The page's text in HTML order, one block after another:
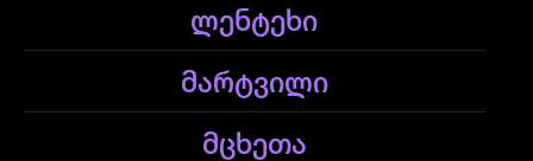
ლენტეხი
მარტვილი
მცხეთა